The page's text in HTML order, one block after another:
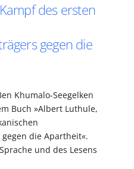
des ersten
gegen die
Khumalo-Seegelken
Buch »Albert Luthule,
die Apartheit«.
und des Lesens